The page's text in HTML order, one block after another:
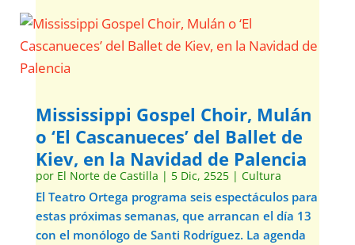
Mississippi Gospel Choir, Mulán
o ‘El Cascanueces’ del Ballet de
Kiev, en la Navidad de Palencia
por El Norte de Castilla | 5 Dic, 2525| Cultura
El Teatro Ortega programa seis espectáculos para
estas próximas semanas, que arrancan el día 13
con el monólogo de Santi Rodríguez. La agenda